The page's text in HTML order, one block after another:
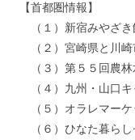
【首都圏情報】
（１）新宿みやざき
（２）宮崎県と川崎
（３）第５５回農林
（４）九州・山口キ
（５）オラレマーケ
（６）ひなた暮らし